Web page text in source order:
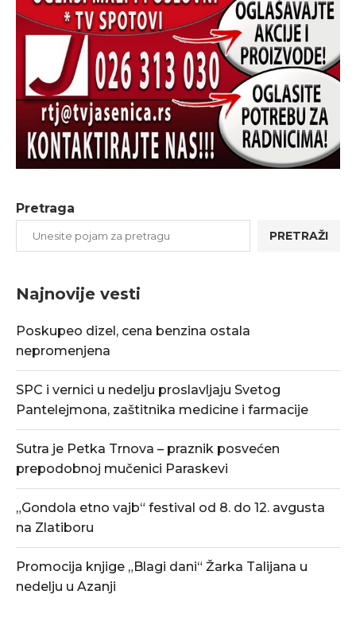
Pretraga
PRETRAŽI
Najnovije vesti
Poskupeo dizel, cena benzina ostala
nepromenjena
SPC i vernici u nedelju proslavljaju Svetog
Pantelejmona, zaštitnika medicine i farmacije
Sutra je Petka Trnova – praznik posvećen
prepodobnoj mučenici Paraskevi
„Gondola etno vajb“ festival od 8. do 12. avgusta
na Zlatiboru
Promocija knjige „Blagi dani“ Žarka Talijana u
nedelju u Azanji